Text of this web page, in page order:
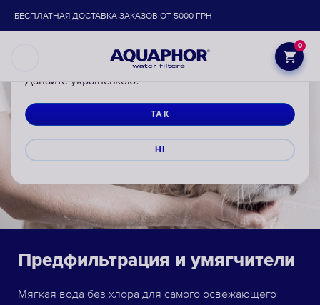
Давайте українською?
ТАК
НІ
0
БЕСПЛАТНАЯ ДОСТАВКА ЗАКАЗОВ ОТ 5000 ГРН
Предфильтрация и умягчители
Мягкая вода без хлора для самого освежающего